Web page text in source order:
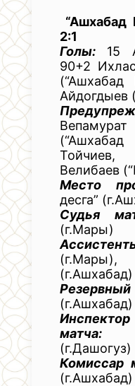
“Ашхабад
2:1
Голы: 15
90+2
Айдогдыев
Велибаев
Место
десга”
Судья
(г.Мары)
(г.Ашхабад)
(г.Ашхабад)
Инспектор
(г.Дашогуз)
Комиссар
(г.Ашхабад)